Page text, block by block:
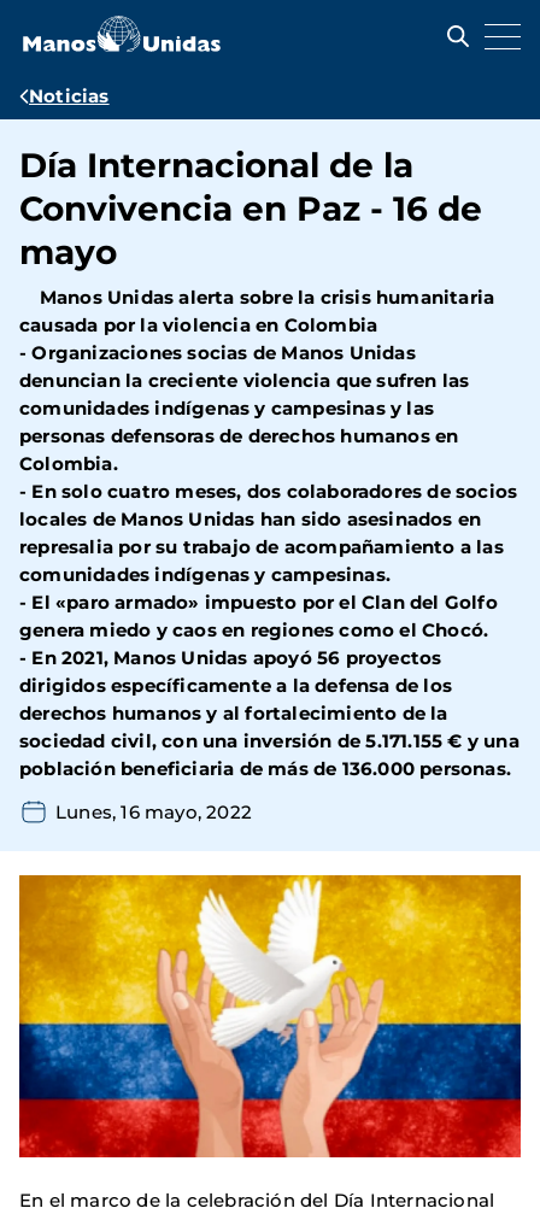
contenido
Ruta
navegación
Noticias
Día Internacional de la
Convivencia en Paz - 16 de
mayo
Manos Unidas alerta sobre la crisis humanitaria
causada por la violencia en Colombia
- Organizaciones socias de Manos Unidas
denuncian la creciente violencia que sufren las
comunidades indígenas y campesinas y las
personas defensoras de derechos humanos en
Colombia.
- En solo cuatro meses, dos colaboradores de socios
locales de Manos Unidas han sido asesinados en
represalia por su trabajo de acompañamiento a las
comunidades indígenas y campesinas.
- El «paro armado» impuesto por el Clan del Golfo
genera miedo y caos en regiones como el Chocó.
- En 2021, Manos Unidas apoyó 56 proyectos
dirigidos específicamente a la defensa de los
derechos humanos y al fortalecimiento de la
sociedad civil, con una inversión de 5.171.155 € y una
población beneficiaria de más de 136.000 personas.
Lunes, 16 mayo, 2022
En el marco de la celebración del Día Internacional